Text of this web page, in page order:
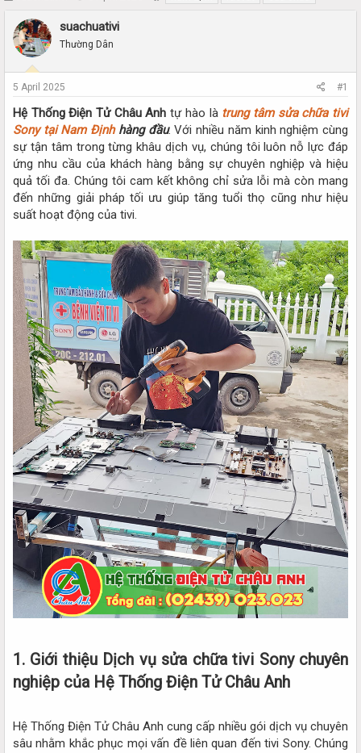
r
e
a
s
a
r
e
r
a
t
e
suachuativi
Thường Dân
5 April 2025 #1
Hệ Thống Điện Tử Châu Anh tự hào là trung tâm sửa chữa tivi
Sony tại Nam Địnhhàng đầu. Với nhiều năm kinh nghiệm cùng
sự tận tâm trong từng khâu dịch vụ, chúng tôi luôn nỗ lực đáp
ứng nhu cầu của khách hàng bằng sự chuyên nghiệp và hiệu
quả tối đa. Chúng tôi cam kết không chỉ sửa lỗi mà còn mang
đến những giải pháp tối ưu giúp tăng tuổi thọ cũng như hiệu
suất hoạt động của tivi.
1. Giới thiệu Dịch vụ sửa chữa tivi Sony chuyên
nghiệp của Hệ Thống Điện Tử Châu Anh
Hệ Thống Điện Tử Châu Anh cung cấp nhiều gói dịch vụ chuyên
sâu nhằm khắc phục mọi vấn đề liên quan đến tivi Sony. Chúng